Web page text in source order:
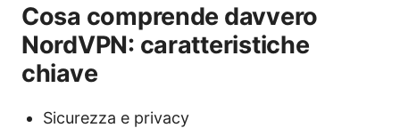
Cosa comprende davvero
NordVPN: caratteristiche
chiave
Sicurezza e privacy